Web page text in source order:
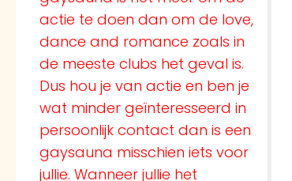
actie te doen dan om de love,
dance and romance zoals in
de meeste clubs het geval is.
Dus hou je van actie en ben je
wat minder geïnteresseerd in
persoonlijk contact dan is een
gaysauna misschien iets voor
jullie. Wanneer jullie het